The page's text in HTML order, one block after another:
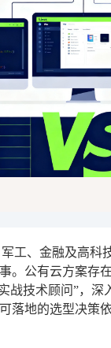
工、金融及高科
。公有云方案存
战技术顾问”，深
落地的选型决策